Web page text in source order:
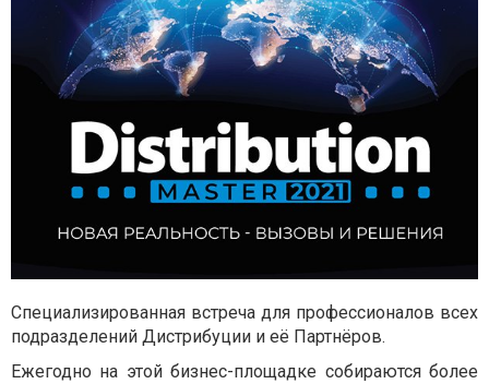
Специализированная встреча для профессионалов всех
подразделений Дистрибуции и её Партнёров.
Ежегодно на этой бизнес-площадке собираются более